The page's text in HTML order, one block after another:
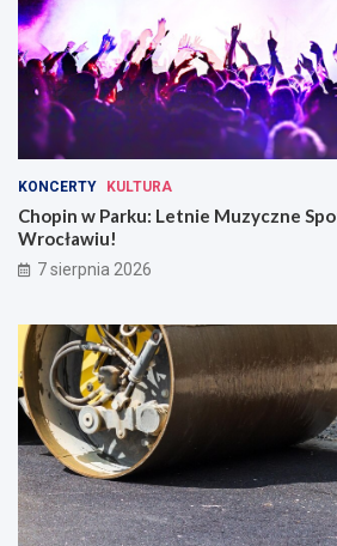
KONCERTY KULTURA
Chopin w Parku: Letnie Muzyczne
Wrocławiu!
7 sierpnia 2026